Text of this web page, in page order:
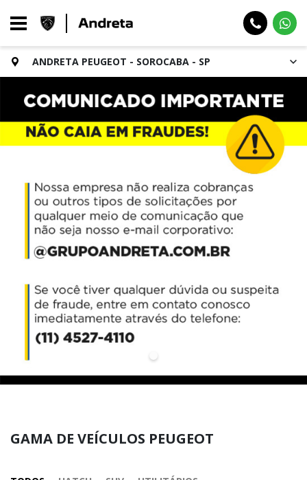
ANDRETA PEUGEOT - SOROCABA - SP
GAMA DE VEÍCULOS PEUGEOT